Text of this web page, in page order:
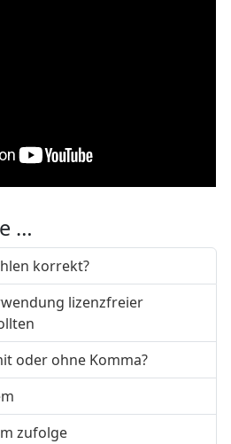
…
korrekt?
lizenzfreier
oder ohne Komma?
zufolge